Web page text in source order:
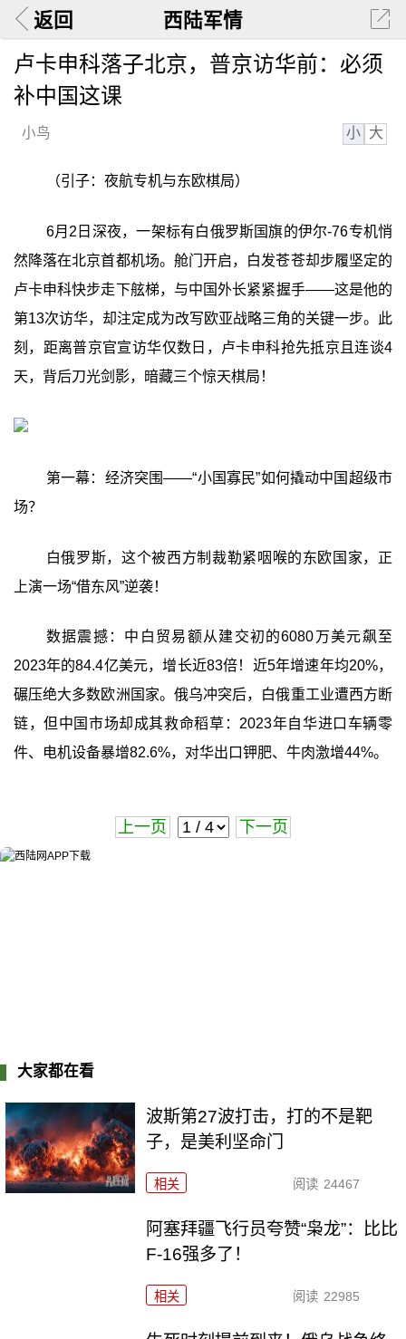
返回 西陆军情
卢卡申科落子北京，普京访华前：必须
补中国这课
小鸟 小 大
（引子：夜航专机与东欧棋局）
6月2日深夜，一架标有白俄罗斯国旗的伊尔-76专机悄
然降落在北京首都机场。舱门开启，白发苍苍却步履坚定的
卢卡申科快步走下舷梯，与中国外长紧紧握手——这是他的
第13次访华，却注定成为改写欧亚战略三角的关键一步。此
刻，距离普京官宣访华仅数日，卢卡申科抢先抵京且连谈4
天，背后刀光剑影，暗藏三个惊天棋局！
第一幕：经济突围——“小国寡民”如何撬动中国超级市
场？
白俄罗斯，这个被西方制裁勒紧咽喉的东欧国家，正
上演一场“借东风”逆袭！
数据震撼：中白贸易额从建交初的6080万美元飙至
2023年的84.4亿美元，增长近83倍！近5年增速年均20%，
碾压绝大多数欧洲国家。俄乌冲突后，白俄重工业遭西方断
链，但中国市场却成其救命稻草：2023年自华进口车辆零
件、电机设备暴增82.6%，对华出口钾肥、牛肉激增44%。
上一页 下一页
大家都在看
波斯第27波打击，打的不是靶
子，是美利坚命门
相关 阅读 24467
阿塞拜疆飞行员夸赞“枭龙”：比比
F-16强多了！
相关 阅读 22985